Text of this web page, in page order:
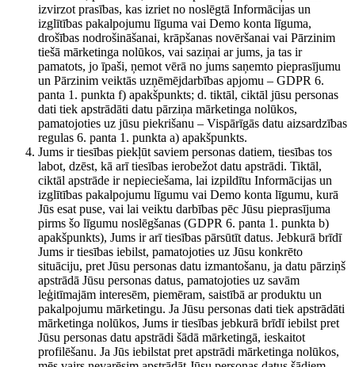
izvirzot prasības, kas izriet no noslēgtā Informācijas un
izglītības pakalpojumu līguma vai Demo konta līguma,
drošības nodrošināšanai, krāpšanas novēršanai vai Pārzinim
tiešā mārketinga nolūkos, vai saziņai ar jums, ja tas ir
pamatots, jo īpaši, ņemot vērā no jums saņemto pieprasījumu
un Pārzinim veiktās uzņēmējdarbības apjomu – GDPR 6.
panta 1. punkta f) apakšpunkts; d. tiktāl, ciktāl jūsu personas
dati tiek apstrādāti datu pārziņa mārketinga nolūkos,
pamatojoties uz jūsu piekrišanu – Vispārīgās datu aizsardzības
regulas 6. panta 1. punkta a) apakšpunkts.
Jums ir tiesības piekļūt saviem personas datiem, tiesības tos
labot, dzēst, kā arī tiesības ierobežot datu apstrādi. Tiktāl,
ciktāl apstrāde ir nepieciešama, lai izpildītu Informācijas un
izglītības pakalpojumu līgumu vai Demo konta līgumu, kurā
Jūs esat puse, vai lai veiktu darbības pēc Jūsu pieprasījuma
pirms šo līgumu noslēgšanas (GDPR 6. panta 1. punkta b)
apakšpunkts), Jums ir arī tiesības pārsūtīt datus. Jebkurā brīdī
Jums ir tiesības iebilst, pamatojoties uz Jūsu konkrēto
situāciju, pret Jūsu personas datu izmantošanu, ja datu pārziņš
apstrādā Jūsu personas datus, pamatojoties uz savām
leģitīmajām interesēm, piemēram, saistībā ar produktu un
pakalpojumu mārketingu. Ja Jūsu personas dati tiek apstrādāti
mārketinga nolūkos, Jums ir tiesības jebkurā brīdī iebilst pret
Jūsu personas datu apstrādi šādā mārketingā, ieskaitot
profilēšanu. Ja Jūs iebilstat pret apstrādi mārketinga nolūkos,